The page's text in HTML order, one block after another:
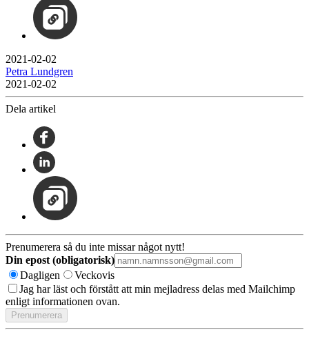
2021-02-02
Petra Lundgren
2021-02-02
Dela artikel
Prenumerera så du inte missar något nytt!
Din epost (obligatorisk)
Dagligen
Veckovis
Jag har läst och förstått att min mejladress delas med Mailchimp
enligt informationen ovan.